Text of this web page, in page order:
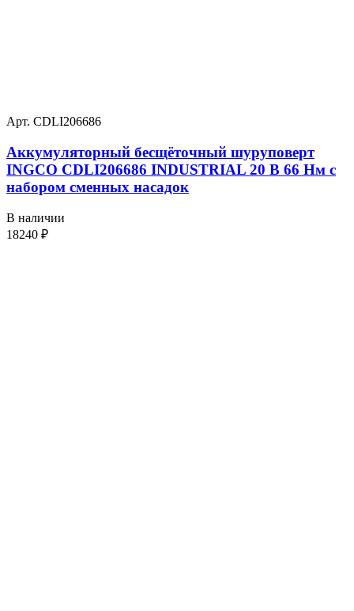
Арт. CDLI206686
Аккумуляторный бесщёточный шуруповерт
INGCO CDLI206686 INDUSTRIAL 20 В 66 Нм с
набором сменных насадок
В наличии
18240 ₽